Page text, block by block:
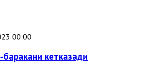
00:00
кетказади